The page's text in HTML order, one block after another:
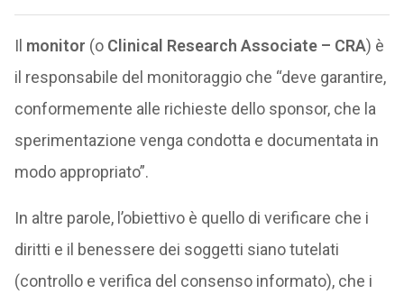
Il monitor (o Clinical Research Associate – CRA) è
il responsabile del monitoraggio che “deve garantire,
conformemente alle richieste dello sponsor, che la
sperimentazione venga condotta e documentata in
modo appropriato”.
In altre parole, l’obiettivo è quello di verificare che i
diritti e il benessere dei soggetti siano tutelati
(controllo e verifica del consenso informato), che i